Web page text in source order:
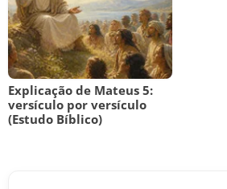
Explicação de Mateus 5:
versículo por versículo
(Estudo Bíblico)